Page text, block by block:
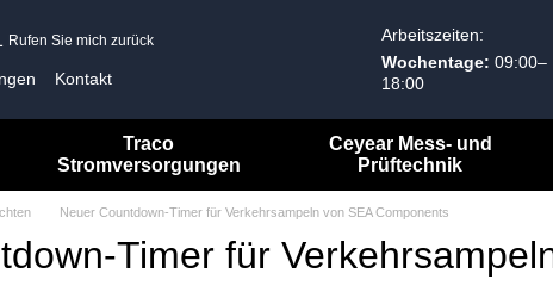
Rufen Sie mich zurück
Kontakt
Arbeitszeiten:
Wochentage: 09:00–
18:00
Traco
Stromversorgungen
Ceyear Mess- und
Prüftechnik
Neuer Countdown-Timer für Verkehrsampeln von SEA Components
Timer für